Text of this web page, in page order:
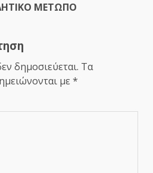
ΜΕΤΩΠΟ
δημοσιεύεται. Τα
με *